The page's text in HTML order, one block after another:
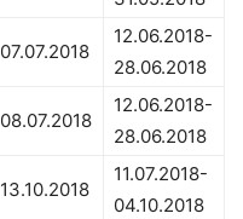
07.07.2018
12.06.2018-
28.06.2018
08.07.2018
12.06.2018-
28.06.2018
13.10.2018
11.07.2018-
04.10.2018